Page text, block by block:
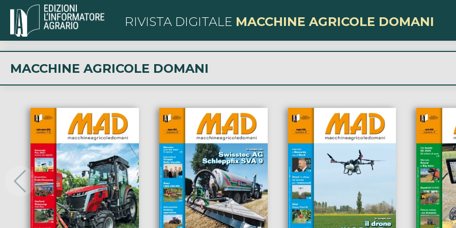
RIVISTA DIGITALE MACCHINE AGRICOLE DOMANI
MACCHINE AGRICOLE DOMANI